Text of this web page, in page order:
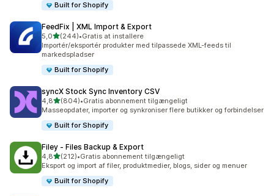
Built for Shopify
FeedFix | XML Import & Export
5,0ud af 5 stjerner
(244)
244 anmeldelser i alt
•Gratis at installere
Importér/eksportér produkter med tilpassede XML-feeds til
markedspladser
Built for Shopify
syncX Stock Sync Inventory CSV
4,8ud af 5 stjerner
(804)
804 anmeldelser i alt
•Gratis abonnement tilgængeligt
Masseopdater, importer og synkroniser flere butikker og forbindelser
Built for Shopify
Filey ‑ Files Backup & Export
4,8ud af 5 stjerner
(212)
212 anmeldelser i alt
•Gratis abonnement tilgængeligt
Eksport og import af filer, produktmedier, blogs, sider og menuer
Built for Shopify